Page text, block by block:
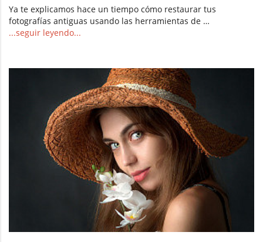
Ya te explicamos hace un tiempo cómo restaurar tus
fotografías antiguas usando las herramientas de …
...seguir leyendo...